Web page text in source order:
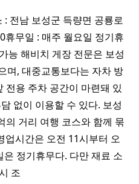
전남 보성군 득량면 공룡로
휴무일 : 매주 월요일 정기휴
능 해비치 게장 전문은 보성
며, 대중교통보다는 자차 방
전용 주차 공간이 마련돼 있
없이 이용할 수 있다. 보성
의 거리 여행 코스와 함께 묶
업시간은 오전 11시부터 오
정기휴무다. 다만 재료 소
조